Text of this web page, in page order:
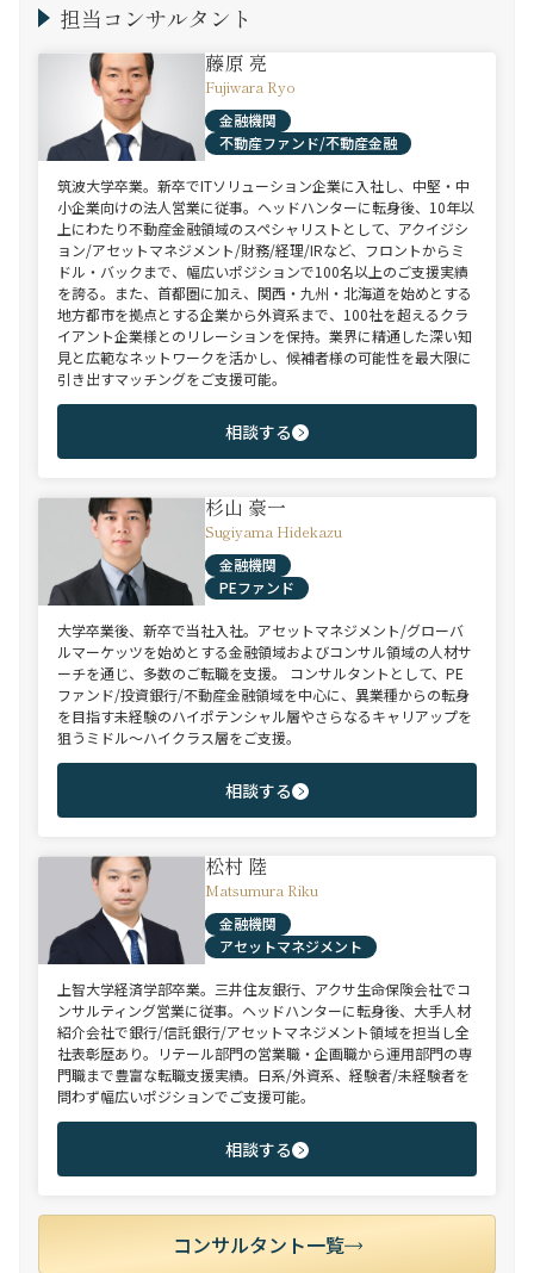
担当コンサルタント
藤原 亮
Fujiwara Ryo
金融機関
不動産ファンド/不動産金融
筑波大学卒業。新卒でITソリューション企業に入社し、中堅・中
小企業向けの法人営業に従事。ヘッドハンターに転身後、10年以
上にわたり不動産金融領域のスペシャリストとして、アクイジシ
ョン/アセットマネジメント/財務/経理/IRなど、フロントからミ
ドル・バックまで、幅広いポジションで100名以上のご支援実績
を誇る。また、首都圏に加え、関西・九州・北海道を始めとする
地方都市を拠点とする企業から外資系まで、100社を超えるクラ
イアント企業様とのリレーションを保持。業界に精通した深い知
見と広範なネットワークを活かし、候補者様の可能性を最大限に
引き出すマッチングをご支援可能。
相談する
杉山 豪一
Sugiyama Hidekazu
金融機関
PEファンド
大学卒業後、新卒で当社入社。アセットマネジメント/グローバ
ルマーケッツを始めとする金融領域およびコンサル領域の人材サ
ーチを通じ、多数のご転職を支援。 コンサルタントとして、PE
ファンド/投資銀行/不動産金融領域を中心に、異業種からの転身
を目指す未経験のハイポテンシャル層やさらなるキャリアップを
狙うミドル～ハイクラス層をご支援。
相談する
松村 陸
Matsumura Riku
金融機関
アセットマネジメント
上智大学経済学部卒業。三井住友銀行、アクサ生命保険会社でコ
ンサルティング営業に従事。ヘッドハンターに転身後、大手人材
紹介会社で銀行/信託銀行/アセットマネジメント領域を担当し全
社表彰歴あり。リテール部門の営業職・企画職から運用部門の専
門職まで豊富な転職支援実績。日系/外資系、経験者/未経験者を
問わず幅広いポジションでご支援可能。
相談する
コンサルタント一覧